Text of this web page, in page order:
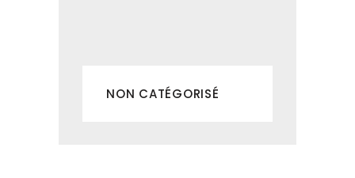
NON CATÉGORISÉ